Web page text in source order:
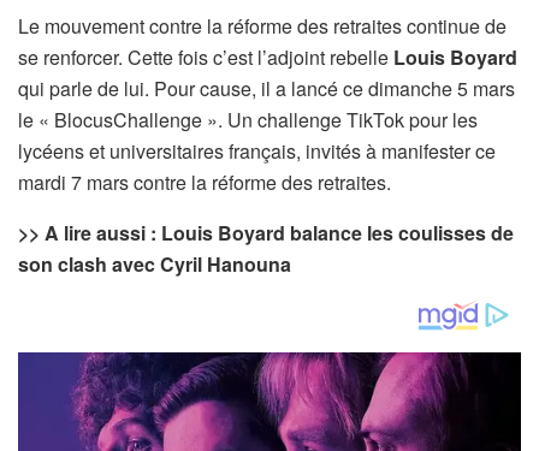
Le mouvement contre la réforme des retraites continue de
se renforcer. Cette fois c’est l’adjoint rebelle Louis Boyard
qui parle de lui. Pour cause, il a lancé ce dimanche 5 mars
le « BlocusChallenge ». Un challenge TikTok pour les
lycéens et universitaires français, invités à manifester ce
mardi 7 mars contre la réforme des retraites.
>> A lire aussi : Louis Boyard balance les coulisses de
son clash avec Cyril Hanouna